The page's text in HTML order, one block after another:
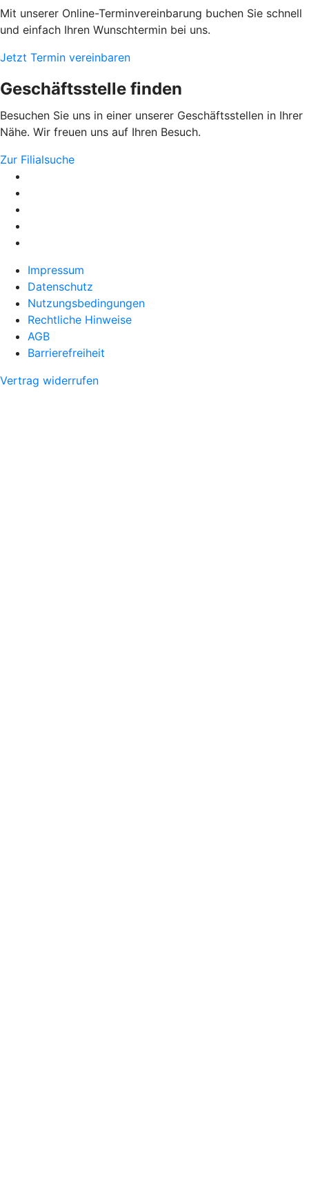
Mit unserer Online-Terminvereinbarung buchen Sie schnell
und einfach Ihren Wunschtermin bei uns.
Jetzt Termin vereinbaren
Geschäftsstelle finden
Besuchen Sie uns in einer unserer Geschäftsstellen in Ihrer
Nähe. Wir freuen uns auf Ihren Besuch.
Zur Filialsuche
Impressum
Datenschutz
Nutzungsbedingungen
Rechtliche Hinweise
AGB
Barrierefreiheit
Vertrag widerrufen